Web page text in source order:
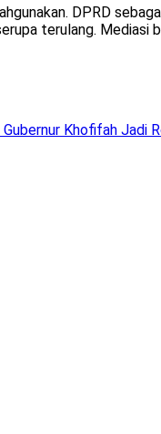
DPRD
terulang. Mediasi
Khofifah Jadi